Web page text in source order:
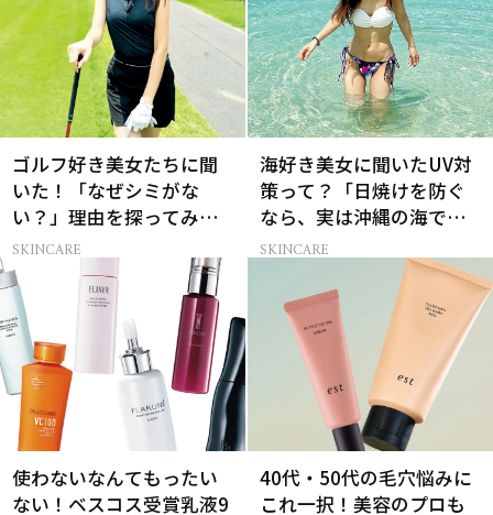
ゴルフ好き美女たちに聞
いた！「なぜシミがな
い？」理由を探ってみた
ら…
SKINCARE
海好き美女に聞いたUV対
策って？「日焼けを防ぐ
なら、実は沖縄の海で
も…」
SKINCARE
使わないなんてもったい
ない！ベスコス受賞乳液9
40代・50代の毛穴悩みに
これ一択！美容のプロも